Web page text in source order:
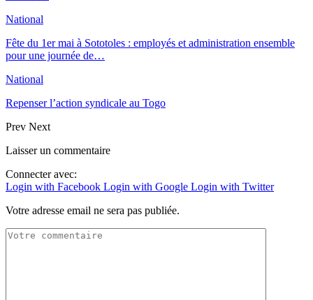
National
Fête du 1er mai à Sototoles : employés et administration ensemble
pour une journée de…
National
Repenser l’action syndicale au Togo
Prev Next
Laisser un commentaire
Connecter avec:
Login with Facebook Login with Google Login with Twitter
Votre adresse email ne sera pas publiée.